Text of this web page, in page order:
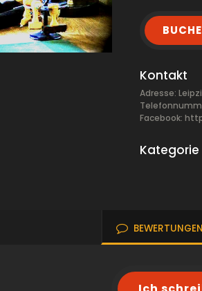
Kontakt
Adresse:
Facebook:
Kategorie
BEWERTUNGEN